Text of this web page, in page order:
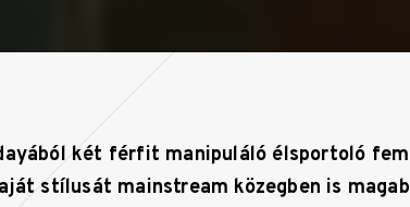
két férfit manipuláló élsportoló
stílusát mainstream közegben is